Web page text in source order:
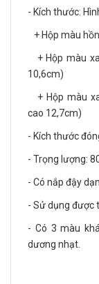
- Kích thước:
+ Hộp màu
+ Hộp màu
10,6cm)
+ Hộp màu
cao 12,7cm)
- Kích thước
- Trọng lượng:
- Có nắp đậy
- Sử dụng được
- Có 3 màu
dương nhạt.